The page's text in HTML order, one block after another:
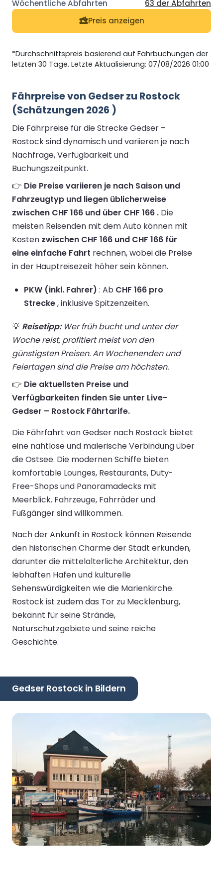
63 der Abfahrten
Preis anzeigen
*Durchschnittspreis basierend auf Fährbuchungen der
letzten 30 Tage. Letzte Aktualisierung: 07/08/2026 01:00
Fährpreise von Gedser zu Rostock
(Schätzungen 2026 )
Die Fährpreise für die Strecke Gedser –
Rostock sind dynamisch und variieren je nach
Nachfrage, Verfügbarkeit und
Buchungszeitpunkt.
👉 Die Preise variieren je nach Saison und
Fahrzeugtyp und liegen üblicherweise
zwischen CHF 166 und über CHF 166 . Die
meisten Reisenden mit dem Auto können mit
Kosten zwischen CHF 166 und CHF 166 für
eine einfache Fahrt rechnen, wobei die Preise
in der Hauptreisezeit höher sein können.
PKW (inkl. Fahrer) : Ab CHF 166 pro
Strecke, inklusive Spitzenzeiten.
💡 Reisetipp:Wer früh bucht und unter der
Woche reist, profitiert meist von den
günstigsten Preisen. An Wochenenden und
Feiertagen sind die Preise am höchsten.
👉 Die aktuellsten Preise und
Verfügbarkeiten finden Sie unter Live-
Gedser – Rostock Fährtarife.
Die Fährfahrt von Gedser nach Rostock bietet
eine nahtlose und malerische Verbindung über
die Ostsee. Die modernen Schiffe bieten
komfortable Lounges, Restaurants, Duty-
Free-Shops und Panoramadecks mit
Meerblick. Fahrzeuge, Fahrräder und
Fußgänger sind willkommen.
Nach der Ankunft in Rostock können Reisende
den historischen Charme der Stadt erkunden,
darunter die mittelalterliche Architektur, den
lebhaften Hafen und kulturelle
Sehenswürdigkeiten wie die Marienkirche.
Rostock ist zudem das Tor zu Mecklenburg,
bekannt für seine Strände,
Naturschutzgebiete und seine reiche
Geschichte.
Gedser Rostock in Bildern